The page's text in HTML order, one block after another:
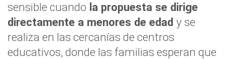
sensible cuando la propuesta se dirige
directamente a menores de edad y se
realiza en las cercanías de centros
educativos, donde las familias esperan que